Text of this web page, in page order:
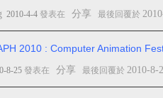
2010-4-4 發表在 分享 最後回覆於
2010 : Computer Animation
8-25 發表在 分享 最後回覆於 2010-8-